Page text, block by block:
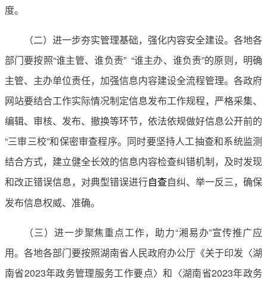
度。
（二）进一步夯实管理基础，强化内容安全建设。各地各
部门要按照“谁主管、谁负责” “谁主办、谁负责”的原则，明确
主管、主办单位责任，加强信息内容建设全流程管理。各政府
网站要结合工作实际情况制定信息发布工作规程，严格采集、
编辑、审核、发布、撤换等环节，依法依规做好信息公开前的
“三审三校”和保密审查程序。同时要坚持人工抽查和系统监测
结合方式，建立健全长效的信息内容检查纠错机制，及时发现
和改正错误信息，对典型错误进行自查自纠、举一反三，确保
发布信息权威、准确。
（三）进一步聚焦重点工作，助力“湘易办”宣传推广应
用。各地各部门要按照湖南省人民政府办公厅《关于印发〈湖
南省2023年政务管理服务工作要点〉和〈湖南省2023年政务